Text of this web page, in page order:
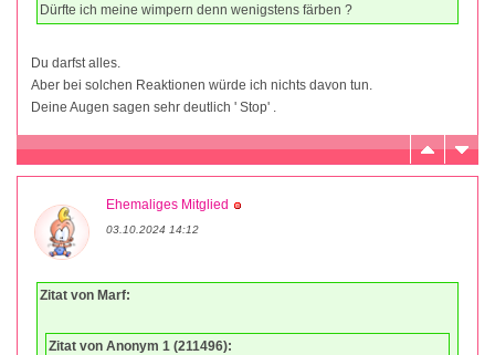
Dürfte ich meine wimpern denn wenigstens färben ?
Du darfst alles.
Aber bei solchen Reaktionen würde ich nichts davon tun.
Deine Augen sagen sehr deutlich ' Stop' .
Ehemaliges Mitglied
03.10.2024 14:12
Zitat von Marf:
Zitat von Anonym 1 (211496):